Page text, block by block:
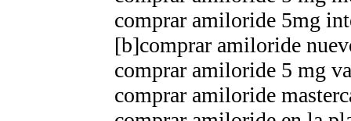
comprar amiloride 5mg
[b]comprar amiloride
comprar amiloride 5 mg
comprar amiloride